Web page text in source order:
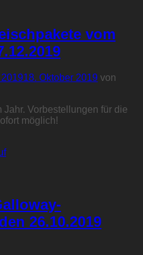
vom
18. Oktober 2019 von
Jahr. Vorbestellungen für die
möglich!
26.10.2019